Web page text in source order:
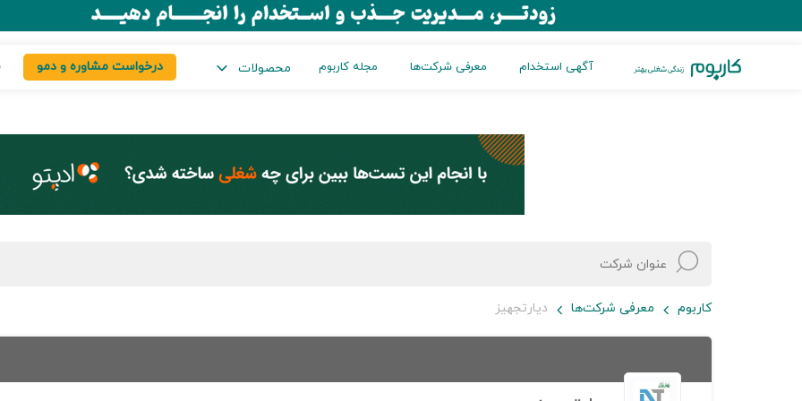
آگهی استخدام معرفی شرکت‌ها مجله کاربوم محصولات درخواست مشاوره و دمو
کاربوم معرفی شرکت‌ها دیارتجهیز